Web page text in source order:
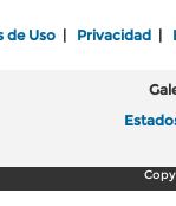
de Uso Privacidad